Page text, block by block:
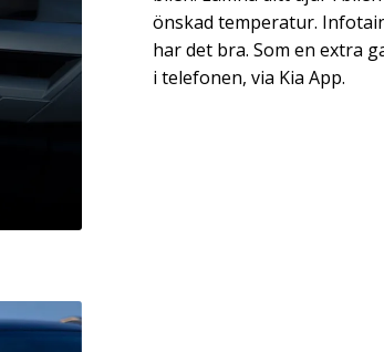
önskad temperatur.
har det bra. Som en extra
i telefonen, via Kia App.